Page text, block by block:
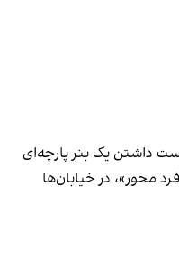
داشتن یک بنر پارچه‌ای
محور»، در خیابان‌ها